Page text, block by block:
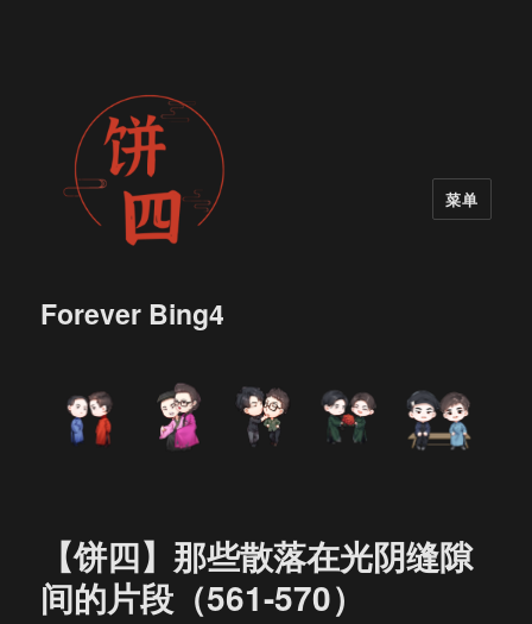
Forever Bing4
菜单
【饼四】那些散落在光阴缝隙
间的片段（561-570）